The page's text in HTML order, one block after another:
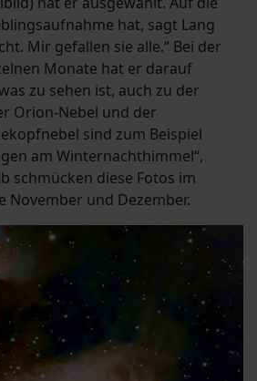
hat, sagt Lang
Mir gefallen sie alle.“ Bei der
Monate hat er darauf
zu sehen ist, auch zu der
Orion-Nebel und der
sind zum Beispiel
am Winternachthimmel“,
schmücken diese Fotos im
November und Dezember.